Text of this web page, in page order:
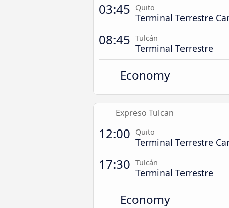
03:45 Quito
Terminal Terrestre
08:45 Tulcán
Terminal Terrestre
Economy
Expreso Tulcan
12:00 Quito
Terminal Terrestre
17:30 Tulcán
Terminal Terrestre
Economy